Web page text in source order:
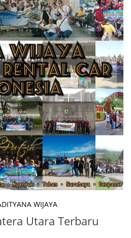
WIJAYA
Utara Terbaru